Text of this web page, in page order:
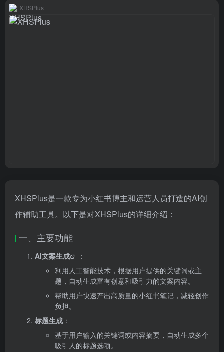
XHSPlus
XHSPlus是一款专为小红书博主和运营人员打造的AI创
作辅助工具。以下是对XHSPlus的详细介绍：
一、主要功能
AI文案生成
：
利用人工智能技术，根据用户提供的关键词或主
题，自动生成富有创意和吸引力的文案内容。
帮助用户快速产出高质量的小红书笔记，减轻创作
负担。
标题生成 ：
基于用户输入的关键词或内容摘要，自动生成多个
吸引人的标题选项。